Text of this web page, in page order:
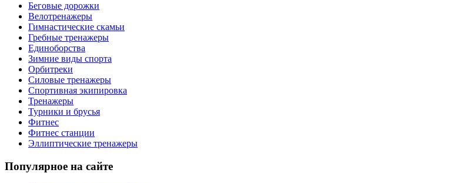
Беговые дорожки
Велотренажеры
Гимнастические скамьи
Гребные тренажеры
Единоборства
Зимние виды спорта
Орбитреки
Силовые тренажеры
Спортивная экипировка
Тренажеры
Турники и брусья
Фитнес
Фитнес станции
Эллиптические тренажеры
Популярное на сайте